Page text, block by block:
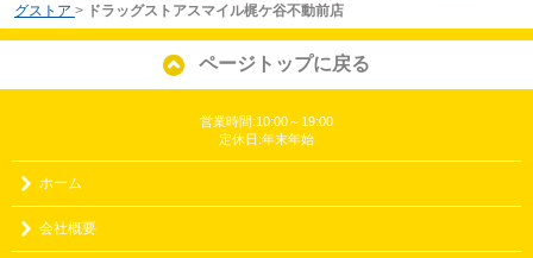
グストア > ドラッグストアスマイル梶ケ谷不動前店
ページトップに戻る
営業時間:10:00～19:00
定休日:年末年始
ホーム
会社概要